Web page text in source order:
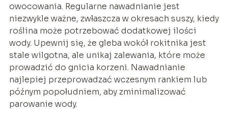
owocowania. Regularne nawadnianie jest
niezwykle ważne, zwłaszcza w okresach suszy, kiedy
roślina może potrzebować dodatkowej ilości
wody. Upewnij się, że gleba wokół rokitnika jest
stale wilgotna, ale unikaj zalewania, które może
prowadzić do gnicia korzeni. Nawadnianie
najlepiej przeprowadzać wczesnym rankiem lub
późnym popołudniem, aby zminimalizować
parowanie wody.